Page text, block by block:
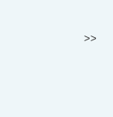
>>